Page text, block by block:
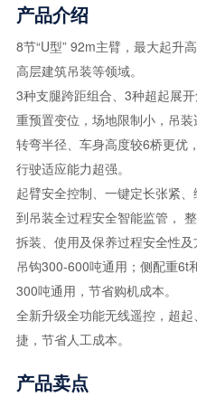
产品介绍
8节“U型” 92m主臂，最大起升
高层建筑吊装等领域。
3种支腿跨距组合、3种超起展
重预置变位，场地限制小，吊装
转弯半径、车身高度较6桥更优
行驶适应能力超强。
起臂安全控制、一键定长张紧
到吊装全过程安全智能监管，
拆装、使用及保养过程安全性及
吊钩300-600吨通用；侧配重6t
300吨通用，节省购机成本。
全新升级全功能无线遥控，超
捷，节省人工成本。
产品卖点